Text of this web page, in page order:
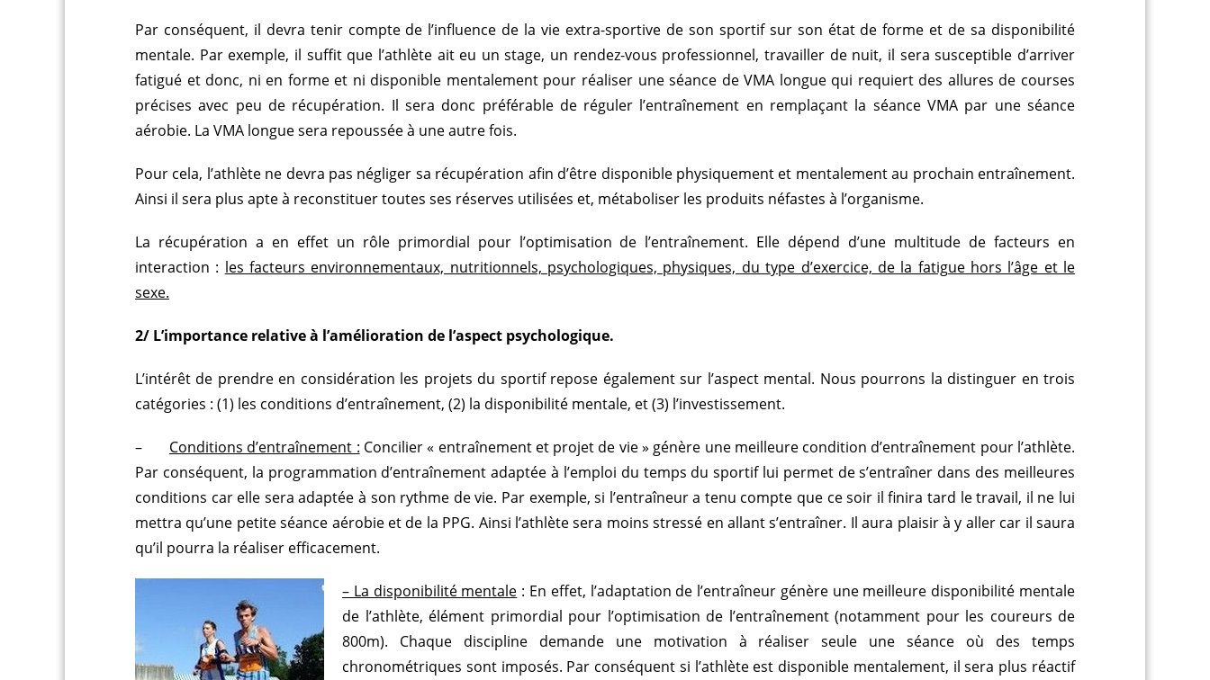
Par conséquent, il devra tenir compte de l’influence de la vie extra-sportive de son sportif sur son état de forme et de sa disponibilité
mentale. Par exemple, il suffit que l’athlète ait eu un stage, un rendez-vous professionnel, travailler de nuit, il sera susceptible d’arriver
fatigué et donc, ni en forme et ni disponible mentalement pour réaliser une séance de VMA longue qui requiert des allures de courses
précises avec peu de récupération. Il sera donc préférable de réguler l’entraînement en remplaçant la séance VMA par une séance
aérobie. La VMA longue sera repoussée à une autre fois.
Pour cela, l’athlète ne devra pas négliger sa récupération afin d’être disponible physiquement et mentalement au prochain entraînement.
Ainsi il sera plus apte à reconstituer toutes ses réserves utilisées et, métaboliser les produits néfastes à l’organisme.
La récupération a en effet un rôle primordial pour l’optimisation de l’entraînement. Elle dépend d’une multitude de facteurs en
interaction : les facteurs environnementaux, nutritionnels, psychologiques, physiques, du type d’exercice, de la fatigue hors l’âge et le
sexe.
2/ L’importance relative à l’amélioration de l’aspect psychologique.
L’intérêt de prendre en considération les projets du sportif repose également sur l’aspect mental. Nous pourrons la distinguer en trois
catégories : (1) les conditions d’entraînement, (2) la disponibilité mentale, et (3) l’investissement.
– Conditions d’entraînement : Concilier « entraînement et projet de vie » génère une meilleure condition d’entraînement pour l’athlète.
Par conséquent, la programmation d’entraînement adaptée à l’emploi du temps du sportif lui permet de s’entraîner dans des meilleures
conditions car elle sera adaptée à son rythme de vie. Par exemple, si l’entraîneur a tenu compte que ce soir il finira tard le travail, il ne lui
mettra qu’une petite séance aérobie et de la PPG. Ainsi l’athlète sera moins stressé en allant s’entraîner. Il aura plaisir à y aller car il saura
qu’il pourra la réaliser efficacement.
– La disponibilité mentale : En effet, l’adaptation de l’entraîneur génère une meilleure disponibilité mentale
de l’athlète, élément primordial pour l’optimisation de l’entraînement (notamment pour les coureurs de
800m). Chaque discipline demande une motivation à réaliser seule une séance où des temps
chronométriques sont imposés. Par conséquent si l’athlète est disponible mentalement, il sera plus réactif